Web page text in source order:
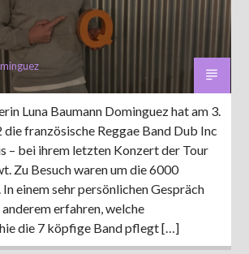
12:00
90,9 MHzSteinfurt103,9 MHz
Luna Baumann Dominguez hat am 3.
französische Reggae Band Dub Inc
– bei ihrem letzten Konzert der Tour
Zu Besuch waren um die 6000
einem sehr persönlichen Gespräch
erfahren, welche
die 7 köpfige Band pflegt […]